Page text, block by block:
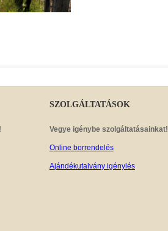
SZOLGÁLTATÁSOK
Vegye igénybe szolgáltatásainkat!
Online borrendelés
Ajándékutalvány igénylés